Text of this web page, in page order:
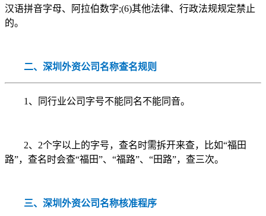
汉语拼音字母、阿拉伯数字;(6)其他法律、行政法规规定禁止
的。
二、深圳外资公司名称查名规则
1、同行业公司字号不能同名不能同音。
2、2个字以上的字号，查名时需拆开来查，比如“福田
路”，查名时会查“福田”、“福路”、“田路”，查三次。
三、深圳外资公司名称核准程序